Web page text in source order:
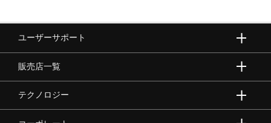
ユーザーサポート
販売店一覧
テクノロジー